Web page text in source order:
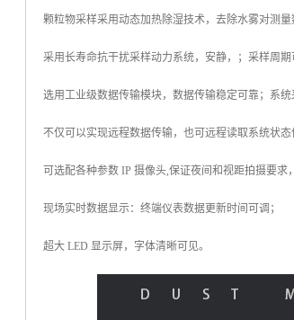
颗粒物采样采用动态加热除湿技术，去除水雾对测量
采用长寿命抗干扰采样动力系统，安静，；采样周期
选用工业级数据传输模块，数据传输稳定可靠；系
不仅可以实现远程数据传输，也可远程读取系统状
可选配各种参数 IP 摄像头,保证夜间和视距拍摄要求
现场实时数据显示：终端仪表数据更新时间可调；
超大 LED 显示屏，字体清晰可见。